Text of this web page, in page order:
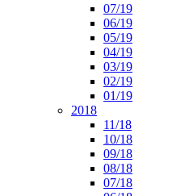
07/19
06/19
05/19
04/19
03/19
02/19
01/19
2018
11/18
10/18
09/18
08/18
07/18